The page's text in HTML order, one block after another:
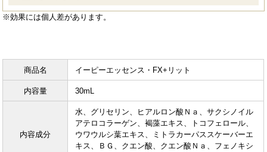
※効果には個人差があります。
商品名 イーピーエッセンス・FX+リット
内容量 30mL
内容成分
水、グリセリン、ヒアルロン酸Ｎａ、サクシノイル
アテロコラーゲン、褐藻エキス、トコフェロール、
ウワウルシ葉エキス、ミトラカーパススケーバーエ
キス、ＢＧ、クエン酸、クエン酸Ｎａ、フェノキシ